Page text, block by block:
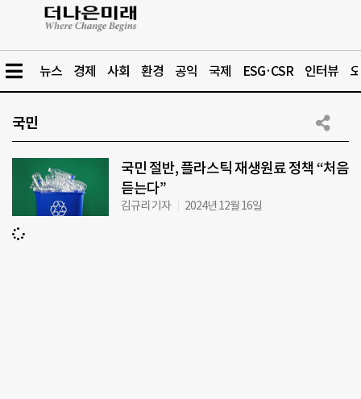
뉴스 경제 사회 환경 공익 국제 ESG·CSR 인터뷰
국민
국민 절반, 플라스틱 재생원료 정책 “처음
듣는다”
김규리 기자 2024년 12월 16일